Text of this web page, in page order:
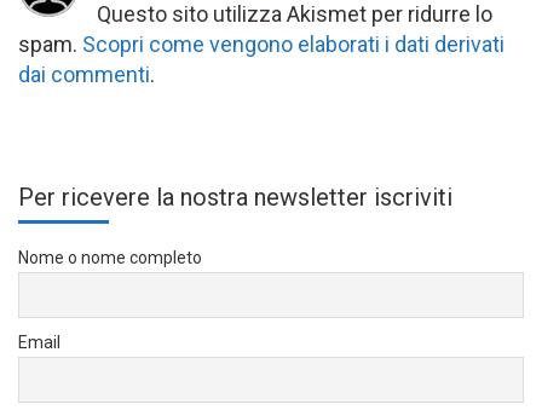
Questo sito utilizza Akismet per ridurre lo
spam. Scopri come vengono elaborati i dati derivati
dai commenti.
Per ricevere la nostra newsletter iscriviti
Nome o nome completo
Email